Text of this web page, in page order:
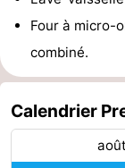
Hollands
Duin
Noordwijk
-
Scheveningen
-
La
-
Four à micro-
combiné.
Calendrier